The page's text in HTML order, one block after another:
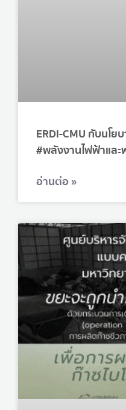
ERDI-CMU กับนโย
#พลังงานไฟฟ้าแล
อ่านต่อ »